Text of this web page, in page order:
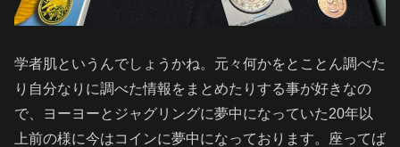
学者肌というんでしょうかね。元々何かをとことん調べた
り自分なりに調べた情報をまとめたりする事が好きなの
で、ヨーヨーとジャグリングに夢中になっていた20年以
上前の様に今はコインに夢中になっております。座ってば